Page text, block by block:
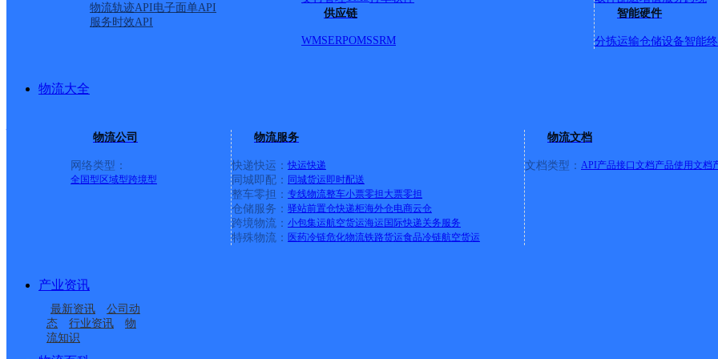
物流轨迹API电子面单API
服务时效API
供应链
WMSERPOMSSRM
智能硬件
分拣运输仓储设备智能
物流大全
物流公司
网络类型：
全国型 区域型跨境型
物流服务
快递快运： 快运快递
同城即配： 同城货运即时配送
整车零担： 专线物流整车小票零担大票零担
仓储服务： 驿站前置仓快递柜海外仓电商云仓
跨境物流： 小包集运航空货运海运 国际快递关务服务
特殊物流： 医药冷链危化物流铁路货运食品冷链航空货运
物流文档
文档类型： API产品接口文档产品使用文档
产业资讯
最新资讯
公司动
态
行业资讯
物
流知识
山西主城区公司五台县服务部台城镇营西分部
派送范围:米市街；西关村；文化馆；福隆商场；机关幼儿园；电影公司；花苑小区；新华书店；劳动公司；购物中心；电业
量质监局；迎宾路；公路段；河东村；煤运公司；运输公司；石油公司；交通局；运管所；朝阳街；台城村杨家咀；学府街
山西忻州公司师院便民寄存点分部
地址：山西省忻州市忻府区长征街街道师院西巷18号
韵达速递 更多号码
学；人民银行；交通局；检察院；公路段；酒钢集团；民政局；雁靖大街；苏村；下瓦窑头村；
山西主城区公司神池县服务部